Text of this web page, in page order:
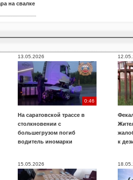
на свалке
13.05.2026
0:46
На саратовской трассе в
столкновении с
большегрузом погиб
водитель иномарки
к
15.05.2026